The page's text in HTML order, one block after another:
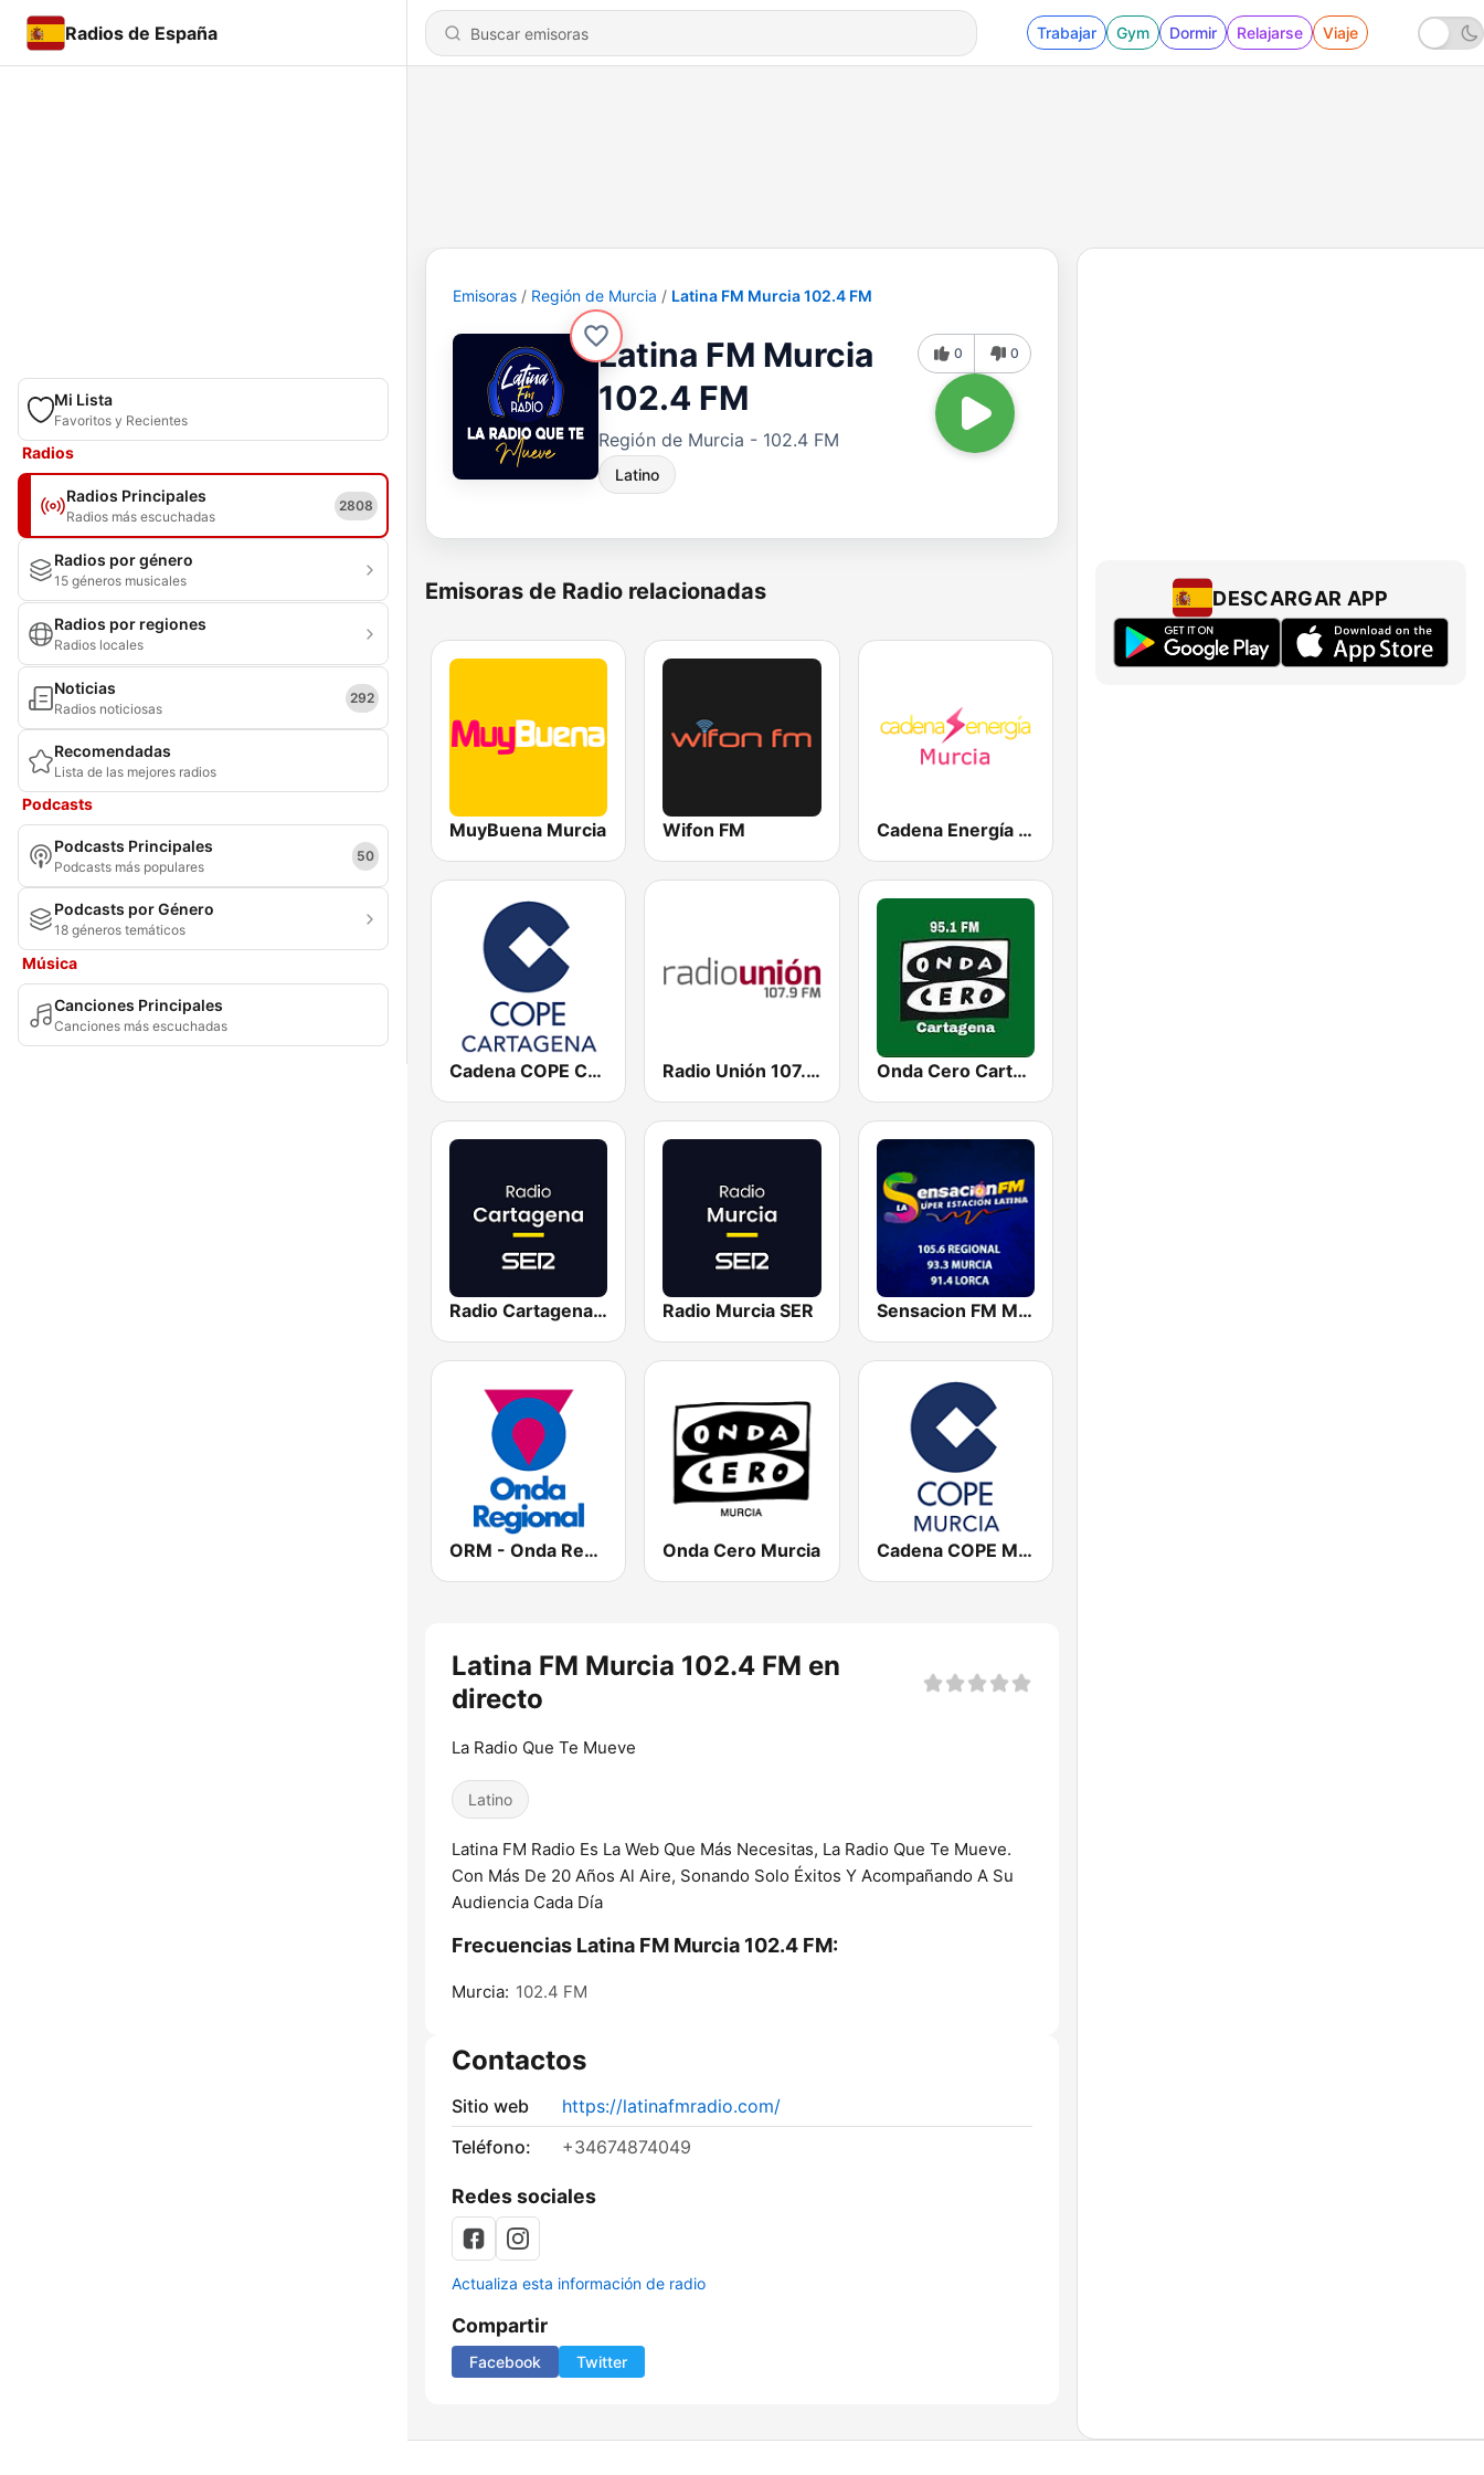
Radios de España Trabajar Gym Dormir Relajarse Viaje
Mi Lista
Favoritos y Recientes
Radios
Radios Principales
Radios más escuchadas
2808
Radios por género
15 géneros musicales
Radios por regiones
Radios locales
Noticias
Radios noticiosas
292
Recomendadas
Lista de las mejores radios
Podcasts
Podcasts Principales
Podcasts más populares
50
Podcasts por Género
18 géneros temáticos
Música
Canciones Principales
Canciones más escuchadas
Emisoras Región de Murcia Latina FM Murcia 102.4 FM
Latina FM Murcia
102.4 FM
Región de Murcia - 102.4 FM
Latino
0 0
Emisoras de Radio relacionadas
MuyBuena Murcia Wifon FM Cadena Energía Murcia
Cadena COPE Cartagena Radio Unión 107.9 FM Onda Cero Cartagena
Radio Cartagena SER Radio Murcia SER Sensacion FM Murcia
ORM - Onda Regional de Murcia Onda Cero Murcia Cadena COPE Murcia
Latina FM Murcia 102.4 FM en
directo
La Radio Que Te Mueve
Latino
Latina FM Radio Es La Web Que Más Necesitas, La Radio Que Te Mueve.
Con Más De 20 Años Al Aire, Sonando Solo Éxitos Y Acompañando A Su
Audiencia Cada Día
Frecuencias Latina FM Murcia 102.4 FM:
Murcia: 102.4 FM
Contactos
Sitio web
https://latinafmradio.com/
Teléfono:
+34674874049
Redes sociales
Actualiza esta información de radio
Compartir
Facebook Twitter
DESCARGAR APP